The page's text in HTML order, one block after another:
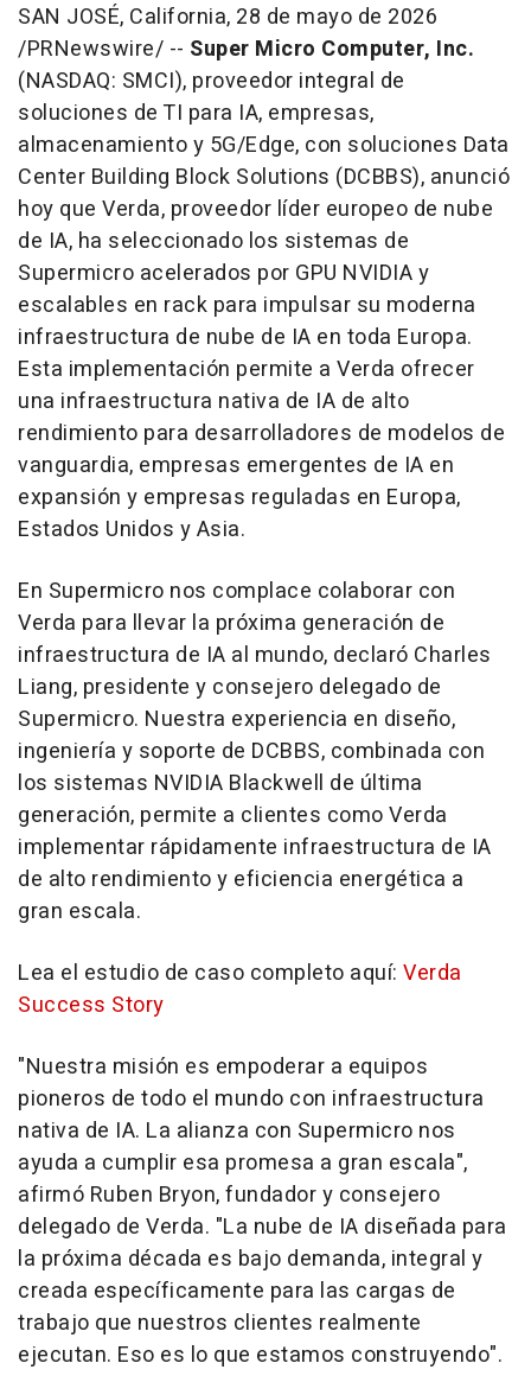
SAN JOSÉ, California, 28 de mayo de 2026
/PRNewswire/ -- Super Micro Computer, Inc.
(NASDAQ: SMCI), proveedor integral de
soluciones de TI para IA, empresas,
almacenamiento y 5G/Edge, con soluciones Data
Center Building Block Solutions (DCBBS), anunció
hoy que Verda, proveedor líder europeo de nube
de IA, ha seleccionado los sistemas de
Supermicro acelerados por GPU NVIDIA y
escalables en rack para impulsar su moderna
infraestructura de nube de IA en toda Europa.
Esta implementación permite a Verda ofrecer
una infraestructura nativa de IA de alto
rendimiento para desarrolladores de modelos de
vanguardia, empresas emergentes de IA en
expansión y empresas reguladas en Europa,
Estados Unidos y Asia.
En Supermicro nos complace colaborar con
Verda para llevar la próxima generación de
infraestructura de IA al mundo, declaró Charles
Liang, presidente y consejero delegado de
Supermicro. Nuestra experiencia en diseño,
ingeniería y soporte de DCBBS, combinada con
los sistemas NVIDIA Blackwell de última
generación, permite a clientes como Verda
implementar rápidamente infraestructura de IA
de alto rendimiento y eficiencia energética a
gran escala.
Lea el estudio de caso completo aquí: Verda
Success Story
"Nuestra misión es empoderar a equipos
pioneros de todo el mundo con infraestructura
nativa de IA. La alianza con Supermicro nos
ayuda a cumplir esa promesa a gran escala",
afirmó Ruben Bryon, fundador y consejero
delegado de Verda. "La nube de IA diseñada para
la próxima década es bajo demanda, integral y
creada específicamente para las cargas de
trabajo que nuestros clientes realmente
ejecutan. Eso es lo que estamos construyendo".